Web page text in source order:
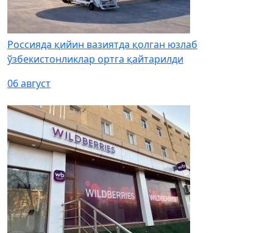
Россияда қийин вазиятда қолган юзлаб
ўзбекистонликлар ортга қайтарилди
06 август